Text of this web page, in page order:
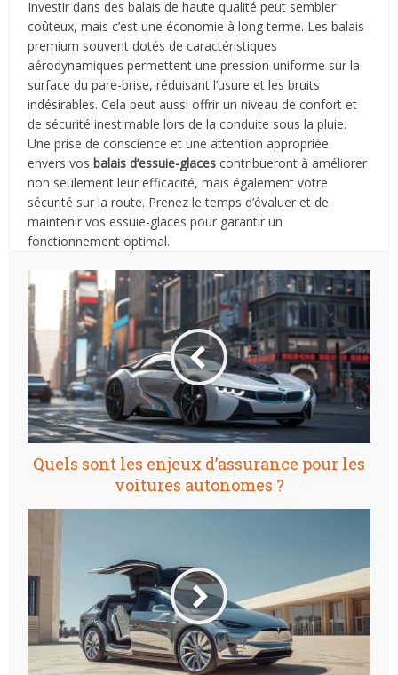
Investir dans des balais de haute qualité peut sembler
coûteux, mais c’est une économie à long terme. Les balais
premium souvent dotés de caractéristiques
aérodynamiques permettent une pression uniforme sur la
surface du pare-brise, réduisant l’usure et les bruits
indésirables. Cela peut aussi offrir un niveau de confort et
de sécurité inestimable lors de la conduite sous la pluie.
Une prise de conscience et une attention appropriée
envers vosbalais d’essuie-glaces contribueront à améliorer
non seulement leur efficacité, mais également votre
sécurité sur la route. Prenez le temps d’évaluer et de
maintenir vos essuie-glaces pour garantir un
fonctionnement optimal.
Quels sont les enjeux d’assurance pour les
voitures autonomes ?